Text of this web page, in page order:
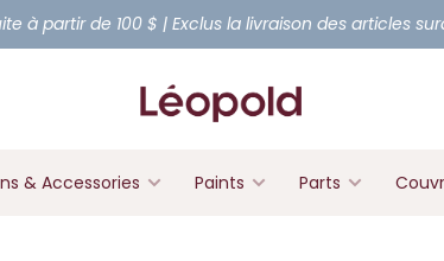
à partir de 100 $ | Exclus la livraison des articles
& Accessories Paints Parts